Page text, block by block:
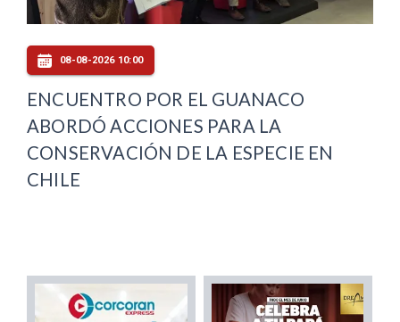
08-08-2026 10:00
ENCUENTRO POR EL GUANACO
ABORDÓ ACCIONES PARA LA
CONSERVACIÓN DE LA ESPECIE EN
CHILE